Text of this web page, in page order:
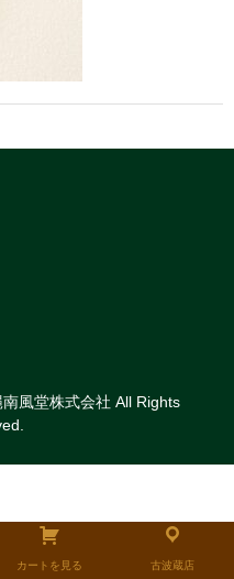
風堂株式会社 All Rights
カートを見る 古波蔵店